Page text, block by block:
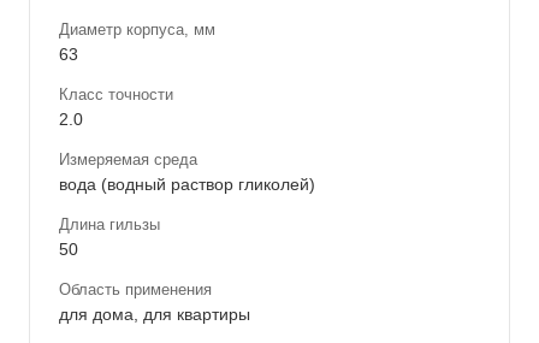
Диаметр корпуса, мм
63
Класс точности
2.0
Измеряемая среда
вода (водный раствор гликолей)
Длина гильзы
50
Область применения
для дома, для квартиры